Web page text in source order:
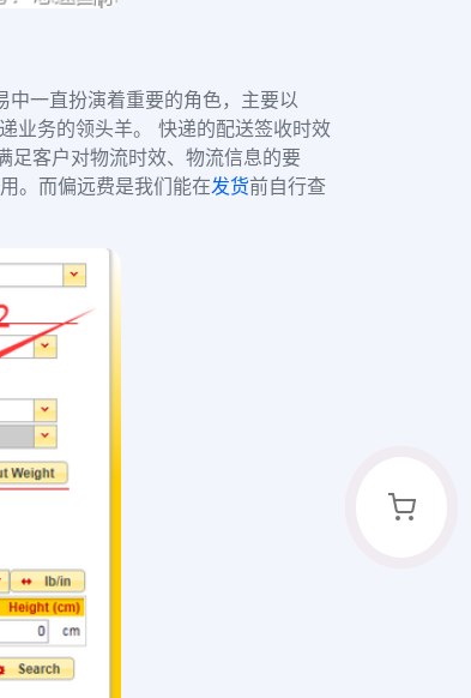
一直扮演着重要的角色， 主要以
业务的领头羊。 快递的配送签收时效
足客户对物流时效、物流信息的要
。而偏远费是我们能在发货前自行查